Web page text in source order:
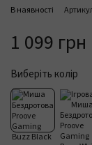
В наявності
1 099 грн
Виберіть колір